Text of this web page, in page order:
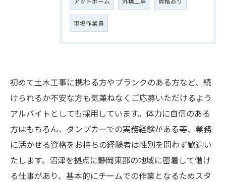
現場作業員
初めて土木工事に携わる方やブランクのある方など、続
けられるか不安な方も気兼ねなくご応募いただけるよう
アルバイトとしても採用しています。体力に自信のある
方はもちろん、ダンプカーでの実務経験がある等、業務
に活かせる資格をお持ちの経験者は性別を問わず歓迎い
たします。沼津を拠点に静岡東部の地域に密着して働け
る仕事があり、基本的にチームでの作業となるためスタ